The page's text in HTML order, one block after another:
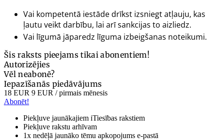
Vai kompetentā iestāde drīkst izsniegt atļauju, kas
ļautu veikt darbību, lai arī sankcijas to aizliedz.
Vai līgumā jāparedz līguma izbeigšanas noteikumi.
Šis raksts pieejams tikai abonentiem!
Autorizējies
Vēl neabonē?
Iepazīšanās piedāvājums
18 EUR 9 EUR / pirmais mēnesis
Abonēt!
Piekļuve jaunākajiem iTiesības rakstiem
Piekļuve rakstu arhīvam
1x nedēļā jaunāko tēmu apkopojums e-pastā